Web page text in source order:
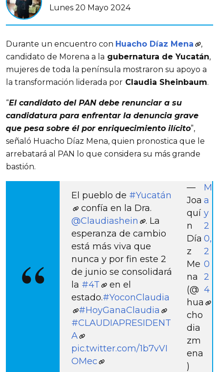
Lunes 20 Mayo 2024
Durante un encuentro con Huacho Díaz Mena
,
candidato de Morena a la gubernatura de Yucatán,
mujeres de toda la península mostraron su apoyo a
la transformación liderada por Claudia Sheinbaum.
“El candidato del PAN debe renunciar a su
candidatura para enfrentar la denuncia grave
que pesa sobre él por enriquecimiento ilícito”,
señaló Huacho Díaz Mena, quien pronostica que le
arrebatará al PAN lo que considera su más grande
bastión.
El pueblo de #Yucatán
confía en la Dra.
@Claudiashein
. La
esperanza de cambio
está más viva que
nunca y por fin este 2
de junio se consolidará
la #4T
en el
estado.#YoconClaudia
#HoyGanaClaudia
#CLAUDIAPRESIDENT
A
pic.twitter.com/1b7vVI
OMec
—
Joa
quí
n
Día
z
Me
na
(@
hua
cho
dia
zm
ena
)
M
a
y
2
0,
2
0
2
4